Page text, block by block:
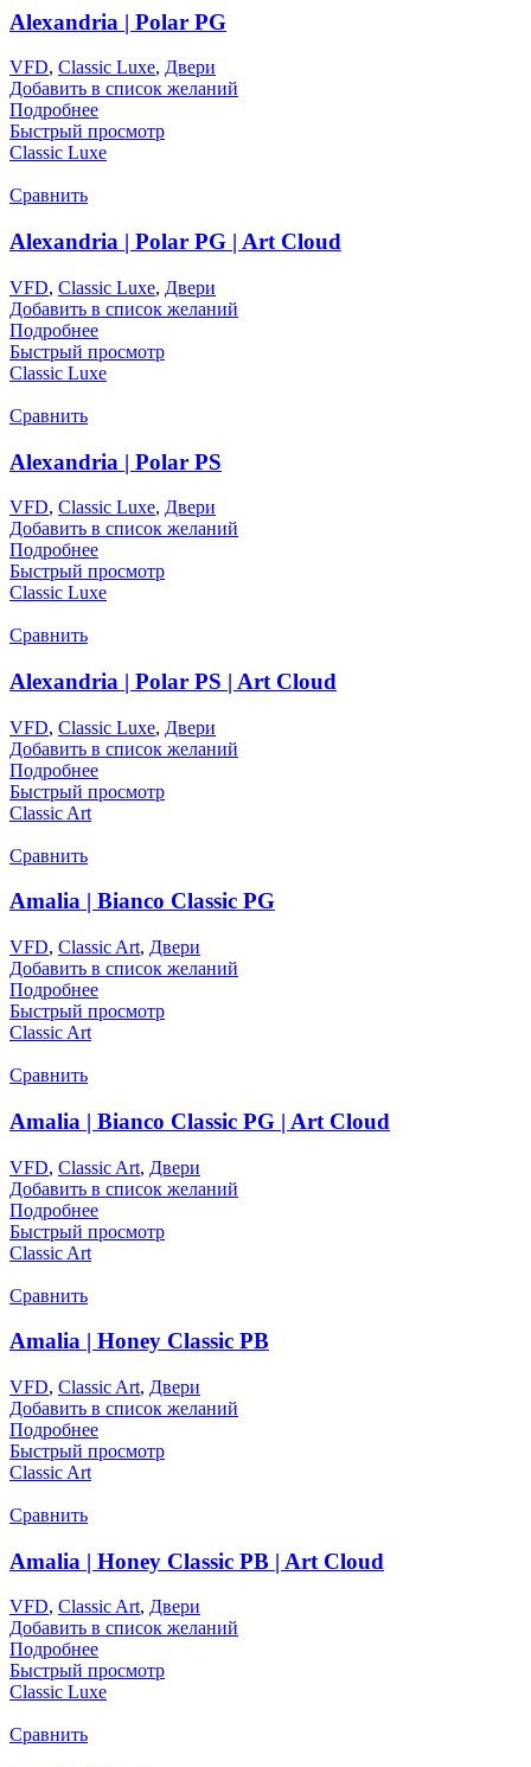
Alexandria | Polar PG
VFD, Classic Luxe, Двери
Добавить в список желаний
Подробнее
Быстрый просмотр
Classic Luxe
Сравнить
Alexandria | Polar PG | Art Cloud
VFD, Classic Luxe, Двери
Добавить в список желаний
Подробнее
Быстрый просмотр
Classic Luxe
Сравнить
Alexandria | Polar PS
VFD, Classic Luxe, Двери
Добавить в список желаний
Подробнее
Быстрый просмотр
Classic Luxe
Сравнить
Alexandria | Polar PS | Art Cloud
VFD, Classic Luxe, Двери
Добавить в список желаний
Подробнее
Быстрый просмотр
Classic Art
Сравнить
Amalia | Bianco Classic PG
VFD, Classic Art, Двери
Добавить в список желаний
Подробнее
Быстрый просмотр
Classic Art
Сравнить
Amalia | Bianco Classic PG | Art Cloud
VFD, Classic Art, Двери
Добавить в список желаний
Подробнее
Быстрый просмотр
Classic Art
Сравнить
Amalia | Honey Classic PB
VFD, Classic Art, Двери
Добавить в список желаний
Подробнее
Быстрый просмотр
Classic Art
Сравнить
Amalia | Honey Classic PB | Art Cloud
VFD, Classic Art, Двери
Добавить в список желаний
Подробнее
Быстрый просмотр
Classic Luxe
Сравнить